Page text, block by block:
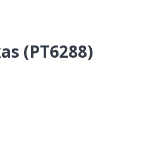
(PT6288)